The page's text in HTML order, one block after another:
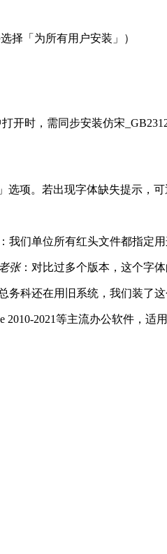
择「为所有用户安装」）
开时，需同步安装仿宋
选项。若出现字体缺失提示，
我们单位所有红头文件都指定
张：对比过多个版本，这个字
务科还在用旧系统，我们装了
2010-2021等主流办公软件，